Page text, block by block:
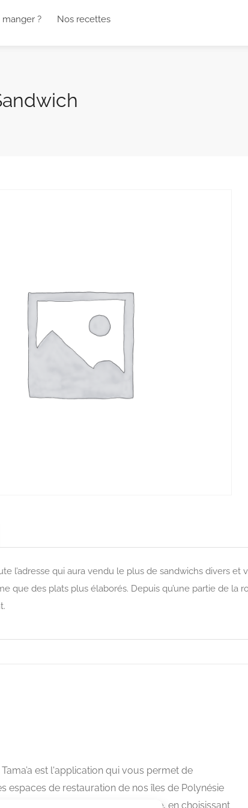
manger ? Nos recettes
l’adresse qui aura vendu le plus de sandwichs divers
que des plats plus élaborés. Depuis qu’une partie de la
est l'application qui vous permet de
espaces de restauration de nos îles de Polynésie
au restaurant gastronomique, en choisissant